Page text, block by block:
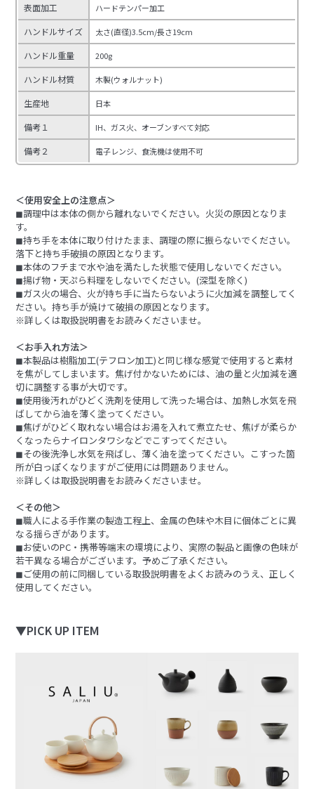
表面加工 ハードテンパー加工
ハンドルサイズ 太さ(直径)3.5cm/長さ19cm
ハンドル重量 200g
ハンドル材質 木製(ウォルナット)
生産地 日本
備考１ IH、ガス火、オーブンすべて対応
備考２ 電子レンジ、食洗機は使用不可
＜使用安全上の注意点＞
◼︎調理中は本体の側から離れないでください。火災の原因となりま
す。
◼︎持ち手を本体に取り付けたまま、調理の際に振らないでください。
落下と持ち手破損の原因となります。
◼︎本体のフチまで水や油を満たした状態で使用しないでください。
◼︎揚げ物・天ぷら料理をしないでください。(深型を除く)
◼︎ガス火の場合、火が持ち手に当たらないように火加減を調整してく
ださい。持ち手が焼けて破損の原因となります。
※詳しくは取扱説明書をお読みくださいませ。
＜お手入れ方法＞
◼︎本製品は樹脂加工(テフロン加工)と同じ様な感覚で使用すると素材
を焦がしてしまいます。焦げ付かないためには、油の量と火加減を適
切に調整する事が大切です。
◼︎使用後汚れがひどく洗剤を使用して洗った場合は、加熱し水気を飛
ばしてから油を薄く塗ってください。
◼︎焦げがひどく取れない場合はお湯を入れて煮立たせ、焦げが柔らか
くなったらナイロンタワシなどでこすってください。
◼︎その後洗浄し水気を飛ばし、薄く油を塗ってください。こすった箇
所が白っぽくなりますがご使用には問題ありません。
※詳しくは取扱説明書をお読みくださいませ。
＜その他＞
◼︎職人による手作業の製造工程上、金属の色味や木目に個体ごとに異
なる揺らぎがあります。
◼︎お使いのPC・携帯等端末の環境により、実際の製品と画像の色味が
若干異なる場合がございます。予めご了承ください。
◼︎ご使用の前に同梱している取扱説明書をよくお読みのうえ、正しく
使用してください。
▼PICK UP ITEM